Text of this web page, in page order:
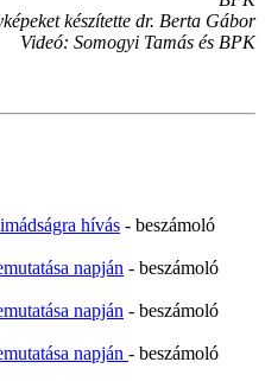
készítette dr. Berta Gábor
Videó: Somogyi Tamás és BPK
hívás - beszámoló
napján - beszámoló
napján - beszámoló
napján - beszámoló